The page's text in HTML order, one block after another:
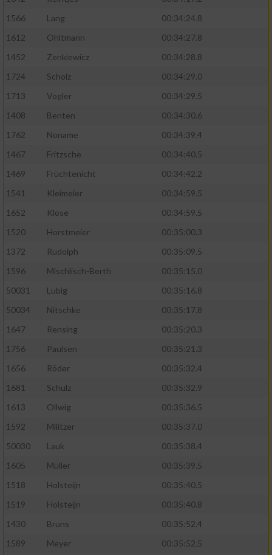
1566
Lang
00:34:24.8
1612
Ohltmann
00:34:27.8
1452
Zenkiewicz
00:34:28.8
1724
Scholz
00:34:29.0
1713
Vogler
00:34:29.5
1408
Benten
00:34:30.6
1762
Noname
00:34:39.4
1467
Fritzsche
00:34:40.5
1469
Früchtenicht
00:34:42.2
1541
Kleimeier
00:34:59.5
1652
Klose
00:34:59.5
1520
Horstmeier
00:35:00.3
1372
Rudolph
00:35:09.5
1596
Mischlisch-Berth
00:35:15.0
50031
Lubig
00:35:16.8
50034
Nitschke
00:35:17.8
1647
Rensing
00:35:20.3
1756
Paulsen
00:35:21.3
1656
Röder
00:35:32.4
1681
Schulz
00:35:32.9
1613
Ollwig
00:35:36.5
1592
Militzer
00:35:37.0
50030
Lauk
00:35:38.4
1605
Müller
00:35:39.5
1518
Holsteijn
00:35:40.5
1519
Holsteijn
00:35:40.8
1430
Bruns
00:35:52.4
1589
Meyer
00:35:52.5